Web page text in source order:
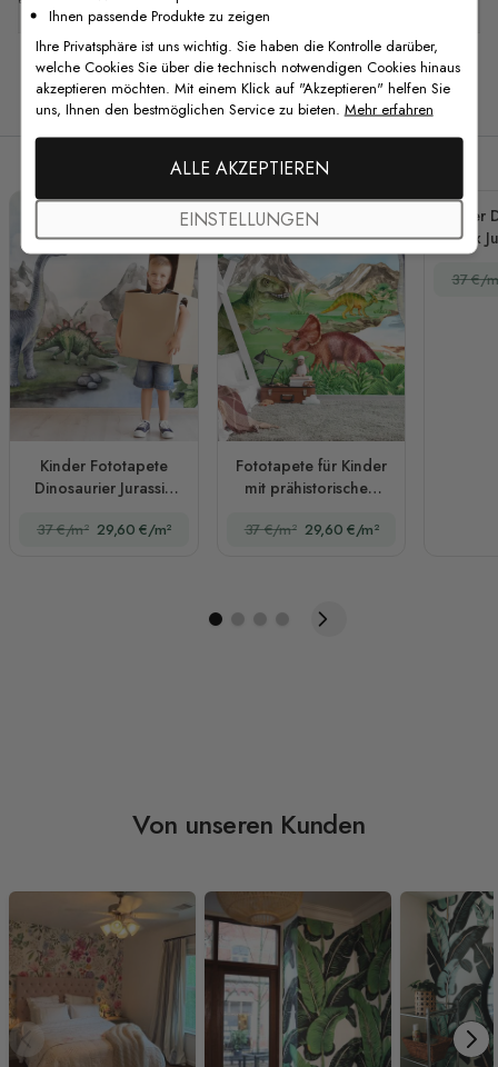
Verwandte Produkte
Kinder Fototapete
Dinosaurier Jurassic
37 €/m² 29,60 €/m²
Fototapete für Kinder
mit prähistorischen
37 €/m² 29,60 €/m²
Trex
37 €/
Von unseren Kunden
Ihnen passende Produkte zu zeigen
Ihre Privatsphäre ist uns wichtig. Sie haben die Kontrolle darüber,
welche Cookies Sie über die technisch notwendigen Cookies hinaus
akzeptieren möchten. Mit einem Klick auf "Akzeptieren" helfen Sie
uns, Ihnen den bestmöglichen Service zu bieten. Mehr erfahren
ALLE AKZEPTIEREN
EINSTELLUNGEN